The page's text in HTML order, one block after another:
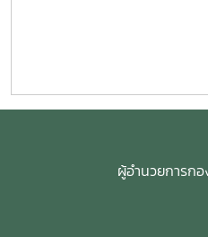
ผู้อำนวยการก